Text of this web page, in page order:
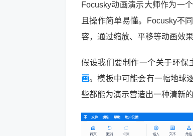
Focusky动画演示大师作为一
且操作简单易懂。Focusky不
容，通过缩放、平移等动画效
假设我们要制作一个关于环保
画。模板中可能会有一幅地球
些都能为演示营造出一种清新的